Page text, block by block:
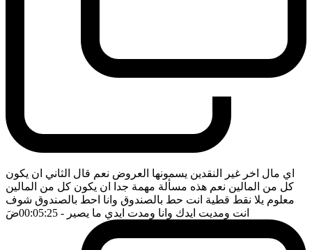
اي مال اخر غير النقدين يسمونها العروض نعم قال الثاني ان يكون
كل من المالين نعم هذه مسألة مهمة جدا ان يكون كل من المالين
معلوم يلا نقط قطية انت حط بالصندوق وانا احط بالصندوق شوف
انت ومديت ايدك وانا ومدت ايدي ما يصير - 00:05:25 ضَ